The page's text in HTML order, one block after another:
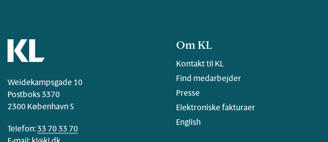
Weidekampsgade 10
Postboks 3370
2300 København S
Telefon:33 70 33 70
Om KL
Kontakt til KL
Find medarbejder
Presse
Elektroniske fakturaer
English